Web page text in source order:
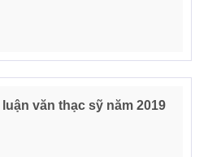
văn thạc sỹ năm 2019